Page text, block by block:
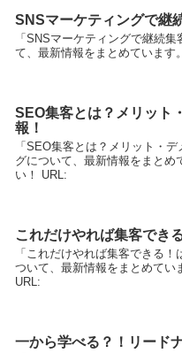
SNSマーケティングで継
「SNSマーケティングで継続
て、最新情報をまとめていま
SEO集客とは？メリット
報！
「SEO集客とは？メリット・
グについて、最新情報をまとめ
い！ URL:
これだけやれば集客でき
「これだけやれば集客できる
ついて、最新情報をまとめてい
URL:
一から学べる？！リード